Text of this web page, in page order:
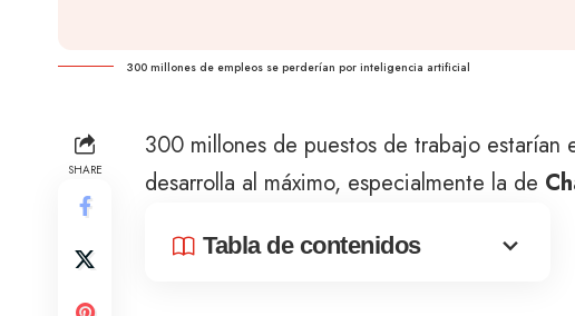
300 millones de empleos se perderían por inteligencia artificial
SHARE
300 millones de puestos de trabajo
desarrolla al máximo, especialmente la de
Tabla de contenidos